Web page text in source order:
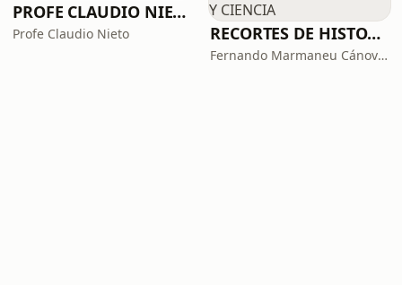
PROFE CLAUDIO NIETO
Profe Claudio Nieto RECORTES DE HISTORIA Y CIENCIA
Fernando Marmaneu Cánovas